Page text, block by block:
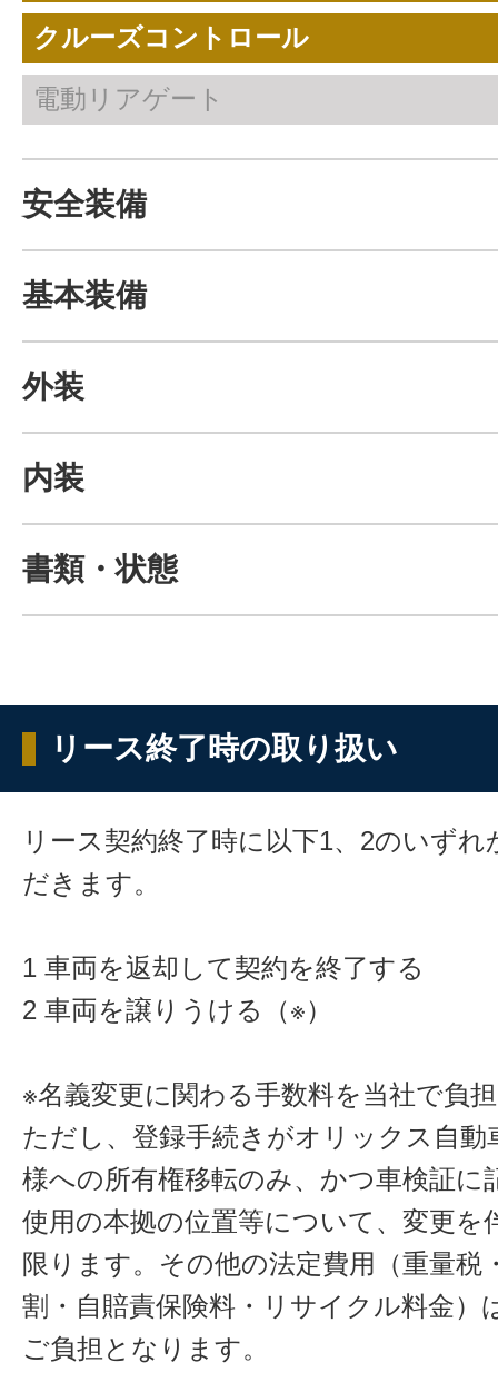
クルーズコントロール
電動リアゲート
安全装備
基本装備
外装
内装
書類・状態
リース終了時の取り扱い
リース契約終了時に以下1、2のいず
だきます。
1 車両を返却して契約を終了する
2 車両を譲りうける（※）
※名義変更に関わる手数料を当社で負
ただし、登録手続きがオリックス自動
様への所有権移転のみ、かつ車検証に
使用の本拠の位置等について、変更を
限ります。その他の法定費用（重量税
割・自賠責保険料・リサイクル料金）
ご負担となります。